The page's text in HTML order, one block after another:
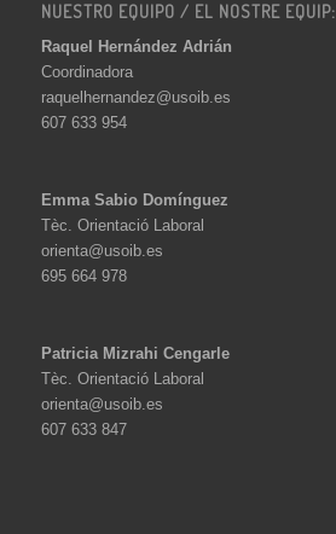
NUESTRO EQUIPO / EL NOSTRE EQUIP:
Raquel Hernández Adrián
Coordinadora
raquelhernandez@usoib.es
607 633 954
Emma Sabio Domínguez
Tèc. Orientació Laboral
orienta@usoib.es
695 664 978
Patricia Mizrahi Cengarle
Tèc. Orientació Laboral
orienta@usoib.es
607 633 847